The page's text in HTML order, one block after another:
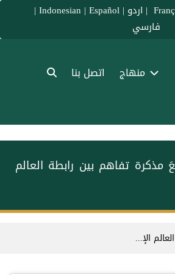
| اردو |
Indonesian | Español
|
فارسي
منهاج اتصل بنا
تفاهم بين ⁧‫رابطة العالم
الإ...